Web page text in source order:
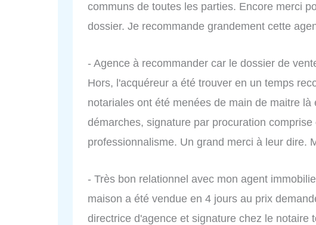
communs de toutes les parties. Encore merci
dossier. Je recommande grandement cette
- Agence à recommander car le dossier de
Hors, l'acquéreur a été trouver en un temps
notariales ont été menées de main de maitre
démarches, signature par procuration
professionnalisme. Un grand merci à leur dire.
- Très bon relationnel avec mon agent
maison a été vendue en 4 jours au prix
directrice d'agence et signature chez le notaire